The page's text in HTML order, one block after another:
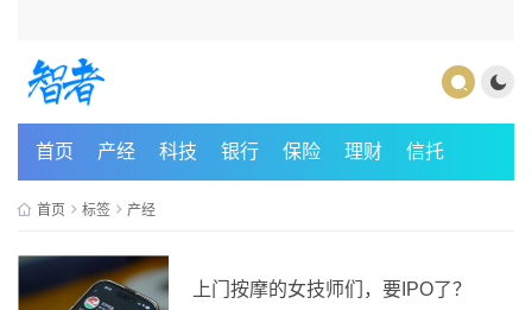
首页 产经 科技 银行 保险 理财 信托
首页 标签 产经
上门按摩的女技师们，要IPO了？